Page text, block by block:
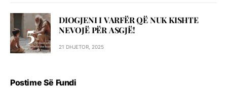
DIOGJENI I VARFËR QË NUK KISHTE
NEVOJË PËR ASGJË!
21 DHJETOR, 2025
Postime Së Fundi